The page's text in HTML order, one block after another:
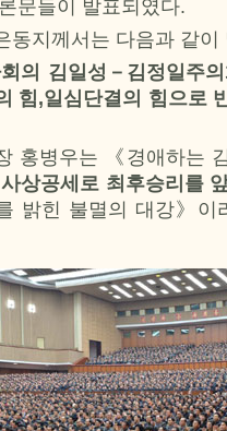
문들이 발표되였다.
동지께서는 다음과 같이
회의 김일성－김정일주
힘,일심단결의 힘으로
홍병우는 《경애하는
사상공세로 최후승리를
밝힌 불멸의 대강》이